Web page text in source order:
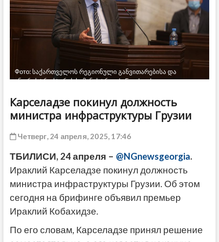
Фото: საქართველოს რეგიონული განვითარებისა და
ინფრასტრუქტურის სამინისტრო via Facebook
Карселадзе покинул должность
министра инфраструктуры Грузии
Четверг, 24 апреля, 2025, 17:46
ТБИЛИСИ, 24 апреля – @NGnewsgeorgia.
Ираклий Карселадзе покинул должность
министра инфраструктуры Грузии. Об этом
сегодня на брифинге объявил премьер
Ираклий Кобахидзе.
По его словам, Карселадзе принял решение